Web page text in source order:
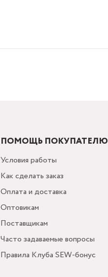
ПОМОЩЬ ПОКУПАТЕЛЮ
Условия работы
Как сделать заказ
Оплата и доставка
Оптовикам
Поставщикам
Часто задаваемые вопросы
Правила Клуба SEW-бонус